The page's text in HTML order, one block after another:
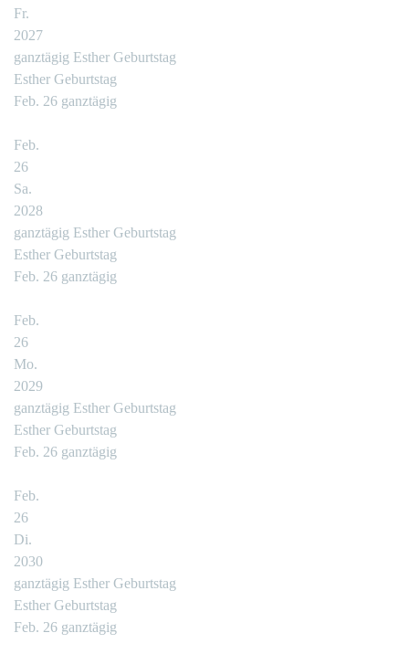
Fr.
2027
ganztägig Esther Geburtstag
Esther Geburtstag
Feb. 26 ganztägig
Feb.
26
Sa.
2028
ganztägig Esther Geburtstag
Esther Geburtstag
Feb. 26 ganztägig
Feb.
26
Mo.
2029
ganztägig Esther Geburtstag
Esther Geburtstag
Feb. 26 ganztägig
Feb.
26
Di.
2030
ganztägig Esther Geburtstag
Esther Geburtstag
Feb. 26 ganztägig